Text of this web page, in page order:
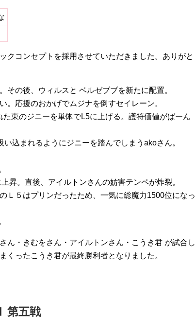
クコンセプトを採用させていただきました。ありがと
その後、ウィルスと ベルゼブブを新たに配置。
。応援のおかげでムジナを倒すセイレーン。
東のジニーを単体でL5に上げる。護符価値がばーん
込まれるようにジニーを踏んでしまうakoさん。
昇。直後、アイルトンさんの妨害テンペが炸裂。
Ｌ５はプリンだったため、一気に総魔力1500位になっ
ん・きむをさん・アイルトンさん・こうき君 が試合し
くったこうき君が最終勝利者となりました。
第五戦